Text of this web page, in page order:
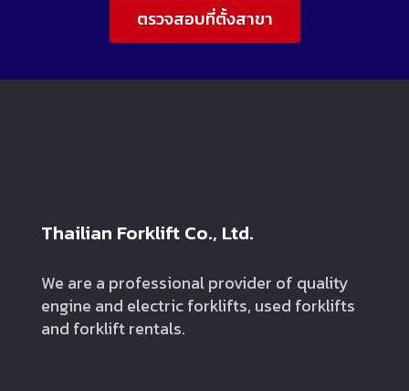
ตรวจสอบที่ตั้งสาขา
Thailian Forklift Co., Ltd.
We are a professional provider of quality
engine and electric forklifts, used forklifts
and forklift rentals.